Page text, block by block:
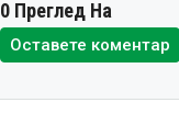
0 Преглед На
Оставете коментар